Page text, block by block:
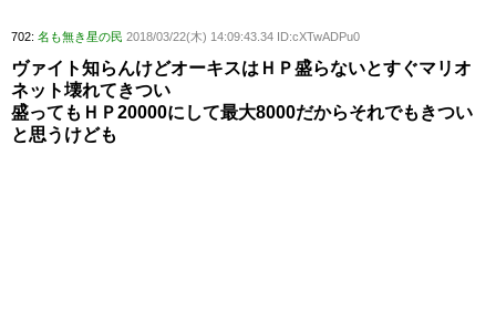
702: 名も無き星の民 2018/03/22(木) 14:09:43.34 ID:cXTwADPu0
ヴァイト知らんけどオーキスはＨＰ盛らないとすぐマリオ
ネット壊れてきつい
盛ってもＨＰ20000にして最大8000だからそれでもきつい
と思うけども